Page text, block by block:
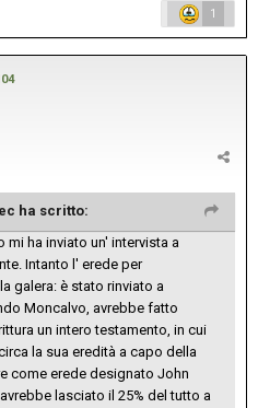
1
ha scritto:
ha inviato un' intervista a
Intanto l' erede per
galera: è stato rinviato a
Moncalvo, avrebbe fatto
un intero testamento, in cui
la sua eredità a capo della
come erede designato John
lasciato il 25% del tutto a